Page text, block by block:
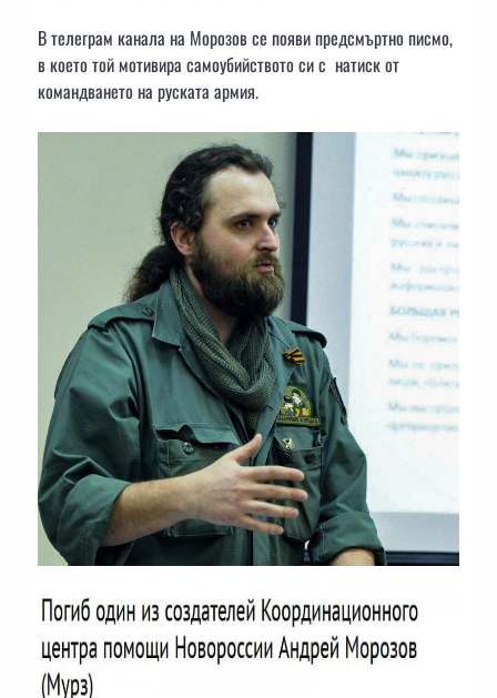
В телеграм канала на Морозов се появи предсмъртно писмо,
в което той мотивира самоубийството си с натиск от
командването на руската армия.